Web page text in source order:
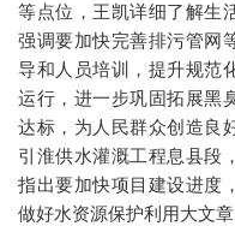
等点位，王凯详细了解生
强调要加快完善排污管网
导和人员培训，提升规范
运行，进一步巩固拓展黑
达标，为人民群众创造良
引淮供水灌溉工程息县段
指出要加快项目建设进度
做好水资源保护利用大文章